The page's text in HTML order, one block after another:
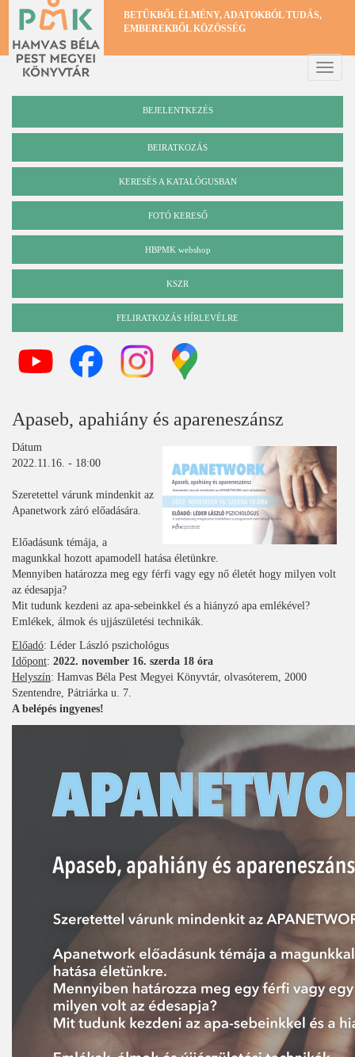
Ugrás
tartalomra
BETŰKBŐL ÉLMÉNY, ADATOKBÓL TUDÁS,
EMBEREKBŐL KÖZÖSSÉG
Toggle
BEJELENTKEZÉS
BEIRATKOZÁS
Katalógus
KERESÉS A KATALÓGUSBAN
FOTÓ KERESŐ
HBPMK webshop
KSZR
FELIRATKOZÁS HÍRLEVÉLRE
Apaseb, apahiány és apareneszánsz
Dátum
2022.11.16. - 18:00
Szeretettel várunk mindenkit az
Apanetwork záró előadására.
Előadásunk témája, a
magunkkal hozott apamodell hatása életünkre.
Mennyiben határozza meg egy férfi vagy egy nő életét hogy milyen volt
az édesapja?
Mit tudunk kezdeni az apa-sebeinkkel és a hiányzó apa emlékével?
Emlékek, álmok és ujjászületési technikák.
Előadó: Léder László pszichológus
Időpont: 2022. november 16. szerda 18 óra
Helyszín: Hamvas Béla Pest Megyei Könyvtár, olvasóterem, 2000
Szentendre, Pátriárka u. 7.
A belépés ingyenes!